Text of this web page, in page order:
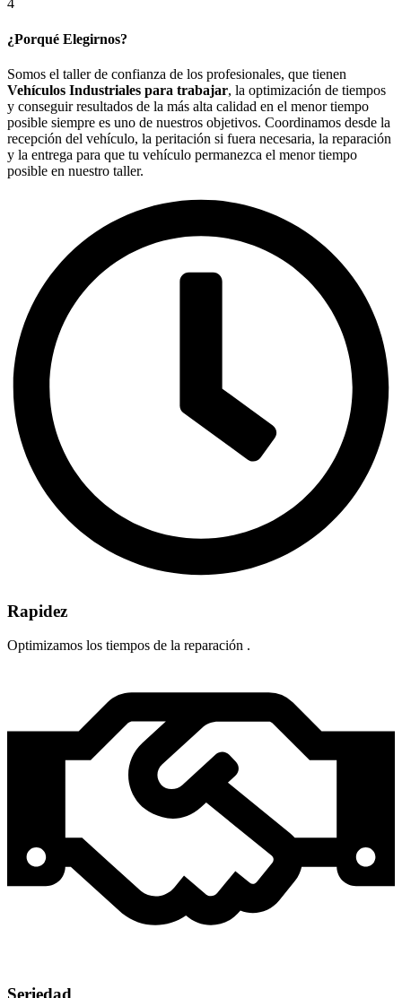
4
¿Porqué Elegirnos?
Somos el taller de confianza de los profesionales, que tienen
Vehículos Industriales para trabajar, la optimización de tiempos
y conseguir resultados de la más alta calidad en el menor tiempo
posible siempre es uno de nuestros objetivos. Coordinamos desde la
recepción del vehículo, la peritación si fuera necesaria, la reparación
y la entrega para que tu vehículo permanezca el menor tiempo
posible en nuestro taller.
Rapidez
Optimizamos los tiempos de la reparación .
Seriedad